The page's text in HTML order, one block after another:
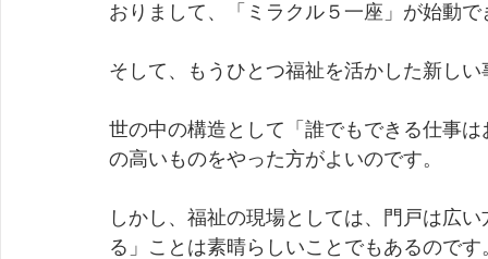
おりまして、「ミラクル５一座」が始動で
そして、もうひとつ福祉を活かした新し
世の中の構造として「誰でもできる仕事
の高いものをやった方がよいのです。
しかし、福祉の現場としては、門戸は広
る」ことは素晴らしいことでもあるのです